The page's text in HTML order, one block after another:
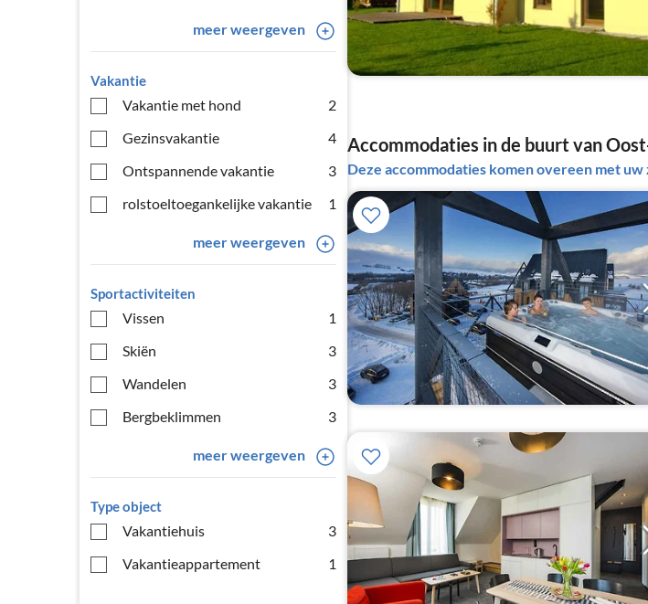
meer weergeven
Vakantie
Vakantie met hond
2
Gezinsvakantie
4
Ontspannende vakantie
3
rolstoeltoegankelijke vakantie
1
meer weergeven
Sportactiviteiten
Vissen
1
Skiën
3
Wandelen
3
Bergbeklimmen
3
meer weergeven
Type object
Vakantiehuis
3
Vakantieappartement
1
Accommodaties in de buurt van
Deze accommodaties komen overeen met